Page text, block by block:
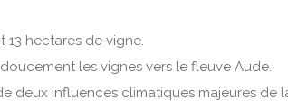
13 hectares de vigne.
les vignes vers le fleuve Aude.
deux influences climatiques majeures de